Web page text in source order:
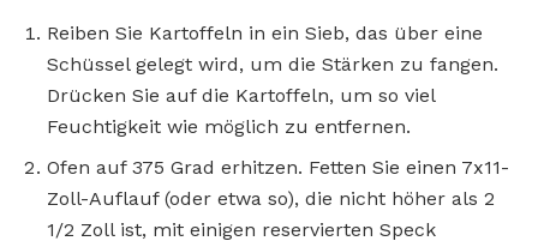
Reiben Sie Kartoffeln in ein Sieb, das über eine
Schüssel gelegt wird, um die Stärken zu fangen.
Drücken Sie auf die Kartoffeln, um so viel
Feuchtigkeit wie möglich zu entfernen.
Ofen auf 375 Grad erhitzen. Fetten Sie einen 7x11-
Zoll-Auflauf (oder etwa so), die nicht höher als 2
1/2 Zoll ist, mit einigen reservierten Speck